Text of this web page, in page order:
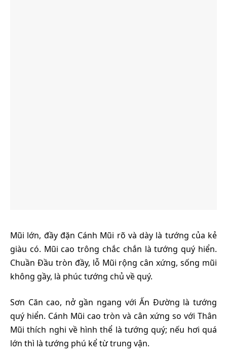
Mũi lớn, đầy đặn Cánh Mũi rõ và dày là tướng của kẻ
giàu có. Mũi cao trông chắc chắn là tướng quý hiển.
Chuần Đầu tròn đầy, lỗ Mũi rộng cân xứng, sống mũi
không gầy, là phúc tướng chủ về quý.
Sơn Căn cao, nở gần ngang với Ấn Đường là tướng
quý hiển. Cánh Mũi cao tròn và cân xứng so với Thân
Mũi thích nghi về hình thể là tướng quý; nếu hơi quá
lớn thì là tướng phú kể từ trung vận.